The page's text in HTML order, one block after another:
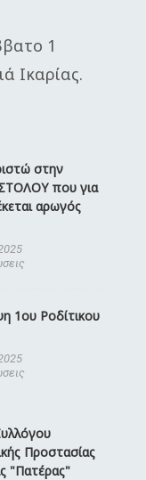
1
Ικαρίας.
στην
που για
αρωγός
1ου Ροδίτικου
Προστασίας
"Πατέρας"